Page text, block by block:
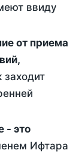
ввиду
Ифтара